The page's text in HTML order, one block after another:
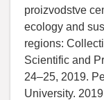
proizvodstve
ecology and
regions:
Scientific and
24–25, 2019.
University.